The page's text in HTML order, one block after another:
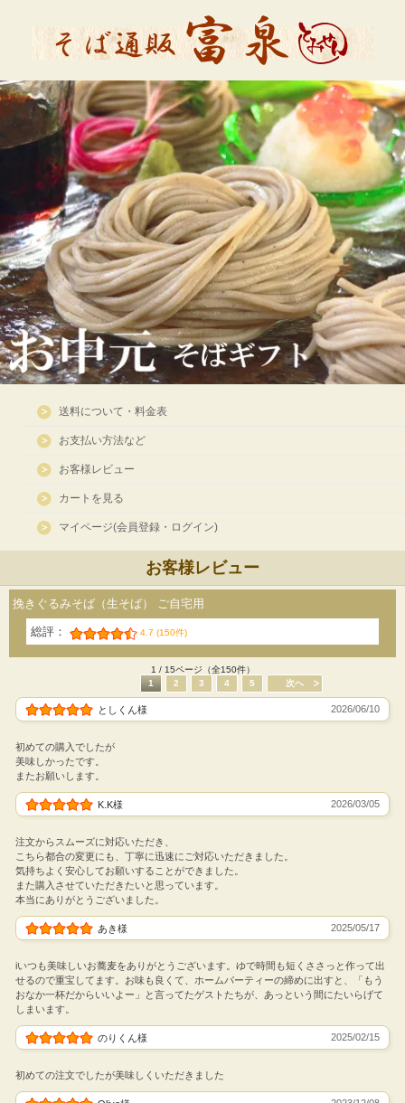
送料について・料金表
お支払い方法など
お客様レビュー
カートを見る
マイページ(会員登録・ログイン)
お客様レビュー
挽きぐるみそば（生そば） ご自宅用
総評： 4.7 (150件)
1 / 15ページ（全150件）
1
2 3 4 5 次へ
としくん様 2026/06/10
初めての購入でしたが
美味しかったです。
またお願いします。
K.K様 2026/03/05
注文からスムーズに対応いただき、
こちら都合の変更にも、丁寧に迅速にご対応いただきました。
気持ちよく安心してお願いすることができました。
また購入させていただきたいと思っています。
本当にありがとうございました。
あき様 2025/05/17
iいつも美味しいお蕎麦をありがとうございます。ゆで時間も短くささっと作って出
せるので重宝してます。お味も良くて、ホームパーティーの締めに出すと、「もう
おなか一杯だからいいよー」と言ってたゲストたちが、あっという間にたいらげて
しまいます。
のりくん様 2025/02/15
初めての注文でしたが美味しくいただきました